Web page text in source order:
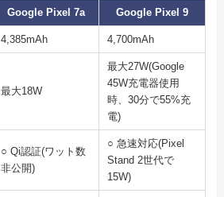
Google Pixel 7a Google Pixel 9
4,385mAh 4,700mAh
最大18W
最大27W(Google
45W充電器使用
時、30分で55%充
電)
○ Qi認証(ワット数
非公開)
○ 急速対応(Pixel
Stand 2世代で
15W)